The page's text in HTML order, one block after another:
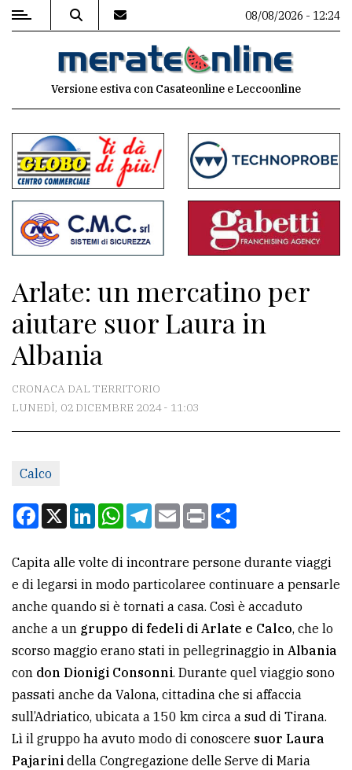
MENU
commenti
Contenuti
del
sito
Associazioni
Meteo
CONTATTI
Scrivici
Per
la
pubblicità
CERCA
Cerca
per
comune
Ricerca
avanzata
08/08/2026 - 12:24
Versione estiva con Casateonline e Leccoonline
Arlate: un mercatino per
aiutare suor Laura in
Albania
CRONACA DAL TERRITORIO
LUNEDÌ, 02 DICEMBRE 2024 - 11:03
Calco
Facebook
X LinkedInWhatsApp
Telegram
EmailPrint
Capita alle volte di incontrare persone durante viaggi
e di legarsi in modo particolaree continuare a pensarle
anche quando si è tornati a casa. Così è accaduto
anche a un gruppo di fedeli di Arlate e Calco, che lo
scorso maggio erano stati in pellegrinaggio in Albania
con don Dionigi Consonni. Durante quel viaggio sono
passati anche da Valona, cittadina che si affaccia
sull’Adriatico, ubicata a 150 km circa a sud di Tirana.
Lì il gruppo ha avuto modo di conoscere suor Laura
Pajarini della Congregazione delle Serve di Maria